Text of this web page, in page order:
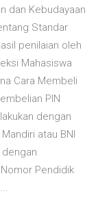
dan Kebudayaan
Standar
penilaian oleh
Mahasiswa
Cara Membeli
PIN
dengan
atau BNI
Pendidik